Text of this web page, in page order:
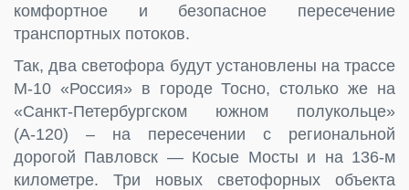
комфортное и безопасное пересечение
транспортных потоков.
Так, два светофора будут установлены на трассе
М-10 «Россия» в городе Тосно, столько же на
«Санкт-Петербургском южном полукольце»
(А-120) – на пересечении с региональной
дорогой Павловск — Косые Мосты и на 136-м
километре. Три новых светофорных объекта